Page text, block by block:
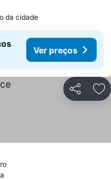
da cidade
Ver preços
Partilhar
Ver preços